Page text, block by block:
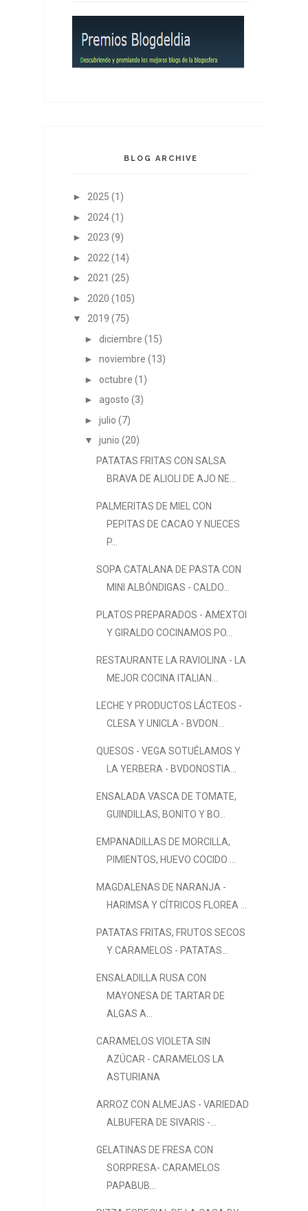
BLOG ARCHIVE
► 2025 (1)
► 2024(1)
► 2023 (9)
► 2022 (14)
► 2021 (25)
► 2020 (105)
▼
2019 (75)
► diciembre (15)
► noviembre (13)
► octubre (1)
► agosto (3)
► julio (7)
▼
junio (20)
PATATAS FRITAS CON SALSA
BRAVA DE ALIOLI DE AJO NE...
PALMERITAS DE MIEL CON
PEPITAS DE CACAO Y NUECES
P...
SOPA CATALANA DE PASTA CON
MINI ALBÓNDIGAS - CALDO...
PLATOS PREPARADOS - AMEXTOI
Y GIRALDO COCINAMOS PO...
RESTAURANTE LA RAVIOLINA - LA
MEJOR COCINA ITALIAN...
LECHE Y PRODUCTOS LÁCTEOS -
CLESA Y UNICLA - BVDON...
QUESOS - VEGA SOTUÉLAMOS Y
LA YERBERA - BVDONOSTIA...
ENSALADA VASCA DE TOMATE,
GUINDILLAS, BONITO Y BO...
EMPANADILLAS DE MORCILLA,
PIMIENTOS, HUEVO COCIDO ...
MAGDALENAS DE NARANJA -
HARIMSA Y CÍTRICOS FLOREA ...
PATATAS FRITAS, FRUTOS SECOS
Y CARAMELOS - PATATAS...
ENSALADILLA RUSA CON
MAYONESA DE TARTAR DE
ALGAS A...
CARAMELOS VIOLETA SIN
AZÚCAR - CARAMELOS LA
ASTURIANA
ARROZ CON ALMEJAS - VARIEDAD
ALBUFERA DE SIVARIS -...
GELATINAS DE FRESA CON
SORPRESA- CARAMELOS
PAPABUB...